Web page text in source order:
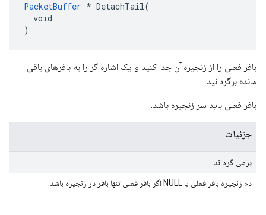
PacketBuffer * DetachTail(
  void
)
بافر فعلی را از زنجیره آن جدا کنید و یک اشاره گر را به بافرهای باقی
مانده برگردانید.
بافر فعلی باید سر زنجیره باشد.
جزئیات
برمی گرداند
دم زنجیره بافر فعلی یا NULL اگر بافر فعلی تنها بافر در زنجیره باشد.